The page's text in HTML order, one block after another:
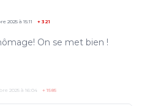
2025 à 15:11 + 321
On se met bien !
2025 à 16:04 + 1585